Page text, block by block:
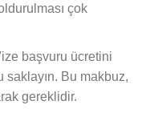
çok
başvuru ücretini
Bu makbuz,
gereklidir.